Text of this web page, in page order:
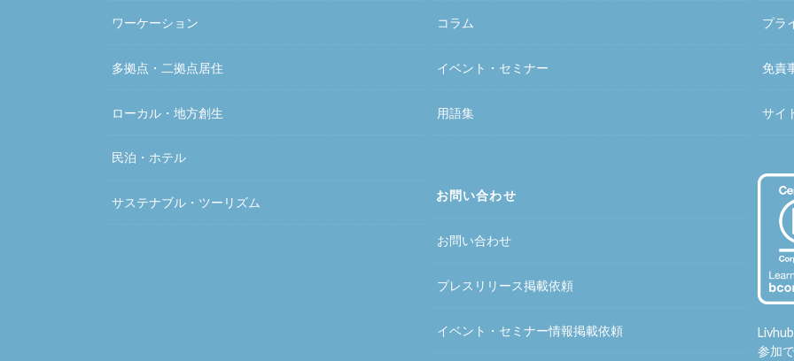
ワーケーション
多拠点・二拠点居住
ローカル・地方創生
民泊・ホテル
サステナブル・ツーリズム
コラム
イベント・セミナー
用語集
お問い合わせ
お問い合わせ
プレスリリース掲載依頼
イベント・セミナー情報掲載依頼
プラ
免責
サイ
参加